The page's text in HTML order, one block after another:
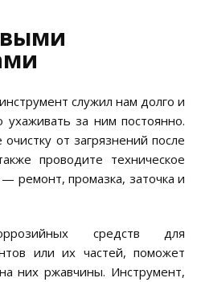
служил нам долго и
ухаживать за ним постоянно.
от загрязнений после
проводите техническое
ремонт, промазка, заточка и
средств для
или их частей, поможет
них ржавчины. Инструмент,